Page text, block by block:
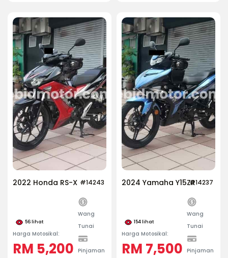
#14243
2022 Honda RS-X
56lihat
Harga Motosikal:
RM 5,200
Wang
Tunai
Pinjaman
#14237
2024 Yamaha Y15ZR
154lihat
Harga Motosikal:
RM 7,500
Wang
Tunai
Pinjaman